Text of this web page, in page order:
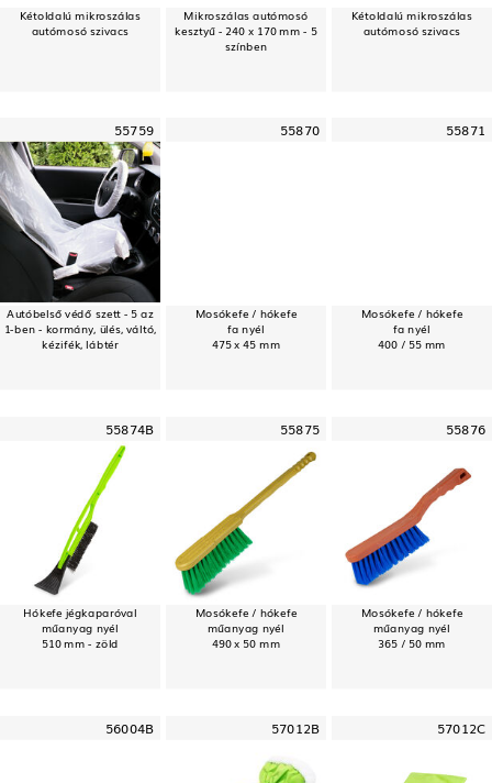
Kétoldalú mikroszálas
autómosó szivacs
Mikroszálas autómosó
kesztyű - 240 x 170 mm - 5
színben
Kétoldalú mikroszálas
autómosó szivacs
55759
Autóbelső védő szett - 5 az
1-ben - kormány, ülés, váltó,
kézifék, lábtér
55870
Mosókefe / hókefe
fa nyél
475 x 45 mm
55871
Mosókefe / hókefe
fa nyél
400 / 55 mm
55874B
Hókefe jégkaparóval
műanyag nyél
510 mm - zöld
55875
Mosókefe / hókefe
műanyag nyél
490 x 50 mm
55876
Mosókefe / hókefe
műanyag nyél
365 / 50 mm
56004B 57012B 57012C